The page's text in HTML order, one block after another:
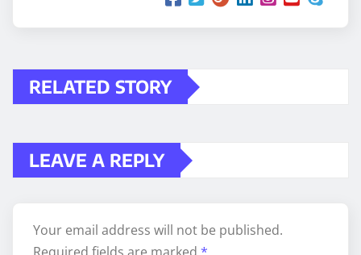
RELATED STORY
LEAVE A REPLY
Your email address will not be published.